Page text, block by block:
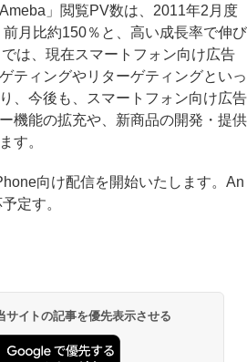
」閲覧PV数は、2011年2月度
月比約150％と、高い成長率で伸び
は、現在スマートフォン向け広告
ティングやリターゲティングといっ
、今後も、スマートフォン向け広告
機能の拡充や、新商品の開発・提供
す。
向け配信を開始いたします。An
定す。
イトの記事を優先表示させる